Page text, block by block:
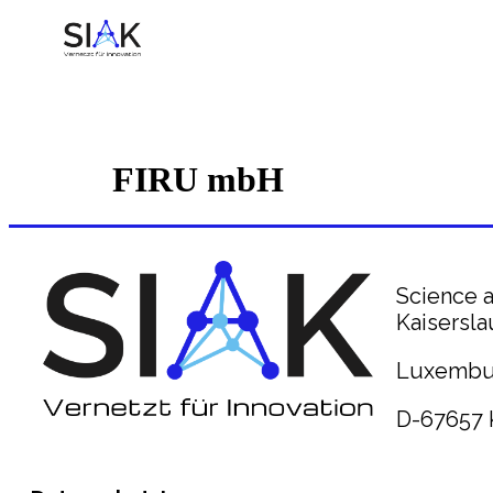
FIRU mbH
Science
D-67657